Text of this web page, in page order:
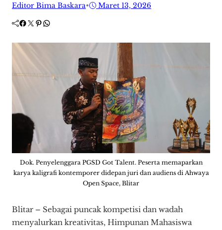
Editor Bima Baskara• Maret 13, 2026
Facebook Twitter Pinterest WhatsApp
Dok. Penyelenggara PGSD Got Talent. Peserta memaparkan
karya kaligrafi kontemporer didepan juri dan audiens di Ahwaya
Open Space, Blitar
Blitar – Sebagai puncak kompetisi dan wadah
menyalurkan kreativitas, Himpunan Mahasiswa